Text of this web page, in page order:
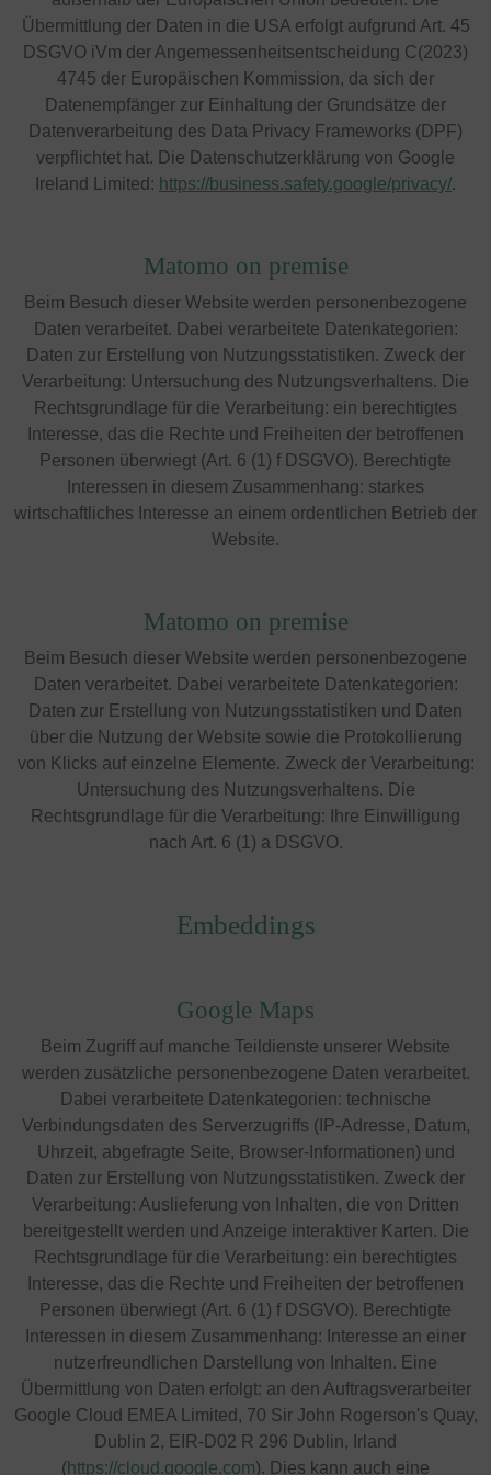
Übermittlung der Daten in die USA erfolgt aufgrund Art. 45
DSGVO iVm der Angemessenheitsentscheidung C(2023)
4745 der Europäischen Kommission, da sich der
Datenempfänger zur Einhaltung der Grundsätze der
Datenverarbeitung des Data Privacy Frameworks (DPF)
verpflichtet hat. Die Datenschutzerklärung von Google
Ireland Limited: https://business.safety.google/privacy/.
Matomo on premise
Beim Besuch dieser Website werden personenbezogene
Daten verarbeitet. Dabei verarbeitete Datenkategorien:
Daten zur Erstellung von Nutzungsstatistiken. Zweck der
Verarbeitung: Untersuchung des Nutzungsverhaltens. Die
Rechtsgrundlage für die Verarbeitung: ein berechtigtes
Interesse, das die Rechte und Freiheiten der betroffenen
Personen überwiegt (Art. 6 (1) f DSGVO). Berechtigte
Interessen in diesem Zusammenhang: starkes
wirtschaftliches Interesse an einem ordentlichen Betrieb der
Website.
Matomo on premise
Beim Besuch dieser Website werden personenbezogene
Daten verarbeitet. Dabei verarbeitete Datenkategorien:
Daten zur Erstellung von Nutzungsstatistiken und Daten
über die Nutzung der Website sowie die Protokollierung
von Klicks auf einzelne Elemente. Zweck der Verarbeitung:
Untersuchung des Nutzungsverhaltens. Die
Rechtsgrundlage für die Verarbeitung: Ihre Einwilligung
nach Art. 6 (1) a DSGVO.
Embeddings
Google Maps
Beim Zugriff auf manche Teildienste unserer Website
werden zusätzliche personenbezogene Daten verarbeitet.
Dabei verarbeitete Datenkategorien: technische
Verbindungsdaten des Serverzugriffs (IP-Adresse, Datum,
Uhrzeit, abgefragte Seite, Browser-Informationen) und
Daten zur Erstellung von Nutzungsstatistiken. Zweck der
Verarbeitung: Auslieferung von Inhalten, die von Dritten
bereitgestellt werden und Anzeige interaktiver Karten. Die
Rechtsgrundlage für die Verarbeitung: ein berechtigtes
Interesse, das die Rechte und Freiheiten der betroffenen
Personen überwiegt (Art. 6 (1) f DSGVO). Berechtigte
Interessen in diesem Zusammenhang: Interesse an einer
nutzerfreundlichen Darstellung von Inhalten. Eine
Übermittlung von Daten erfolgt: an den Auftragsverarbeiter
Google Cloud EMEA Limited, 70 Sir John Rogerson's Quay,
Dublin 2, EIR-D02 R 296 Dublin, Irland
(https://cloud.google.com). Dies kann auch eine